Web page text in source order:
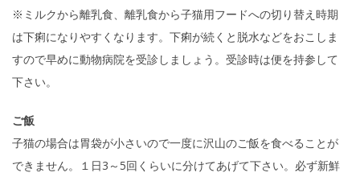
※ミルクから離乳食、離乳食から子猫用フードへの切り替え時期
は下痢になりやすくなります。下痢が続くと脱水などをおこしま
すので早めに動物病院を受診しましょう。受診時は便を持参して
下さい。
ご飯
子猫の場合は胃袋が小さいので一度に沢山のご飯を食べることが
できません。１日3～5回くらいに分けてあげて下さい。必ず新鮮